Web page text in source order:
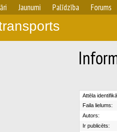
Jaunumi Palīdzība Forums
Attēla
Faila lielums:
Autors:
Ir publicēts: